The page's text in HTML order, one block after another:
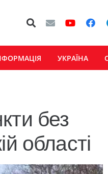
УКРАЇНА
без
області